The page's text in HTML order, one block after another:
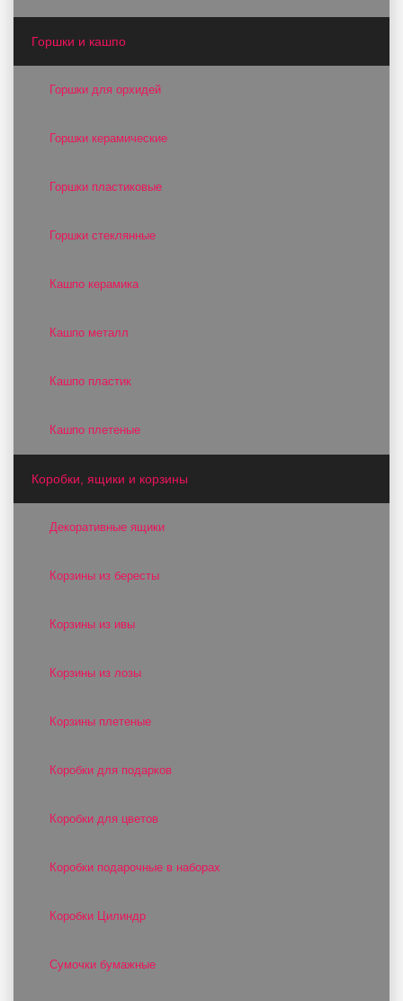
Горшки и кашпо
Горшки для орхидей
Горшки керамические
Горшки пластиковые
Горшки стеклянные
Кашпо керамика
Кашпо металл
Кашпо пластик
Кашпо плетеные
Коробки, ящики и корзины
Декоративные ящики
Корзины из бересты
Корзины из ивы
Корзины из лозы
Корзины плетеные
Коробки для подарков
Коробки для цветов
Коробки подарочные в наборах
Коробки Цилиндр
Сумочки бумажные